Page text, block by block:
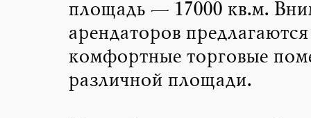
площадь — 17000 кв.м.
арендаторов предлагаются
комфортные торговые
различной площади.